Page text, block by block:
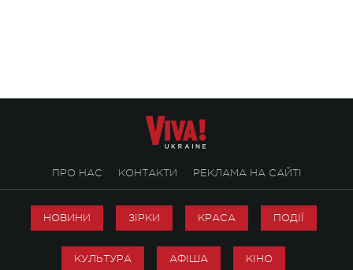
ПРО НАС КОНТАКТИ РЕКЛАМА НА САЙТІ
НОВИНИ ЗІРКИ КРАСА ПОДІЇ
КУЛЬТУРА АФІША КІНО